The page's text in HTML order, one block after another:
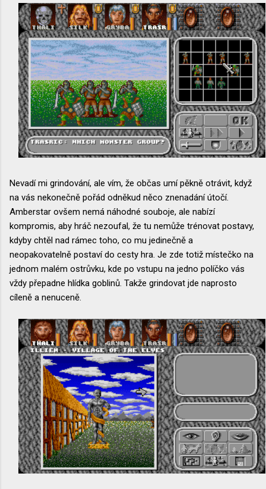
Nevadí mi grindování, ale vím, že občas umí pěkně otrávit, když
na vás nekonečně pořád odněkud něco znenadání útočí.
Amberstar ovšem nemá náhodné souboje, ale nabízí
kompromis, aby hráč nezoufal, že tu nemůže trénovat postavy,
kdyby chtěl nad rámec toho, co mu jedinečně a
neopakovatelně postaví do cesty hra. Je zde totiž místečko na
jednom malém ostrůvku, kde po vstupu na jedno políčko vás
vždy přepadne hlídka goblinů. Takže grindovat jde naprosto
cíleně a nenuceně.